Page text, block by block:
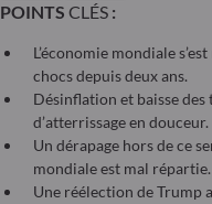
POINTS CLÉS :
L’économie mondiale
chocs depuis deux ans.
Désinflation et baisse
d’atterrissage en douceur.
Un dérapage hors de ce
mondiale est mal répartie.
Une réélection de